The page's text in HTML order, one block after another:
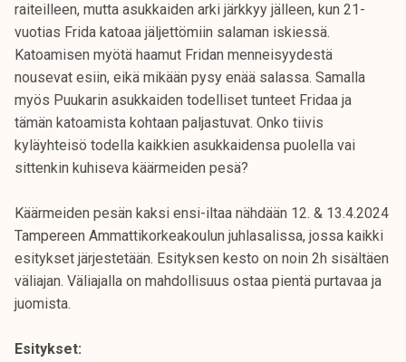
raiteilleen, mutta asukkaiden arki järkkyy jälleen, kun 21-
vuotias Frida katoaa jäljettömiin salaman iskiessä.
Katoamisen myötä haamut Fridan menneisyydestä
nousevat esiin, eikä mikään pysy enää salassa. Samalla
myös Puukarin asukkaiden todelliset tunteet Fridaa ja
tämän katoamista kohtaan paljastuvat. Onko tiivis
kyläyhteisö todella kaikkien asukkaidensa puolella vai
sittenkin kuhiseva käärmeiden pesä?
Käärmeiden pesän kaksi ensi-iltaa nähdään 12. & 13.4.2024
Tampereen Ammattikorkeakoulun juhlasalissa, jossa kaikki
esitykset järjestetään. Esityksen kesto on noin 2h sisältäen
väliajan. Väliajalla on mahdollisuus ostaa pientä purtavaa ja
juomista.
Esitykset: